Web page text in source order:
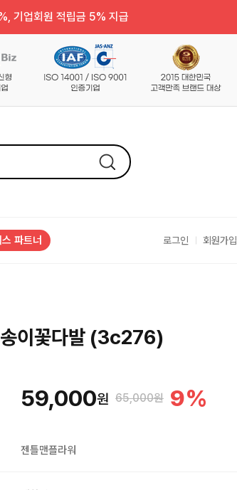
기업회원 적립금 5% 지급
파트너 로그인 회원가입
이꽃다발 (3c276)
59,000원 65,000원 9%
젠틀맨플라워